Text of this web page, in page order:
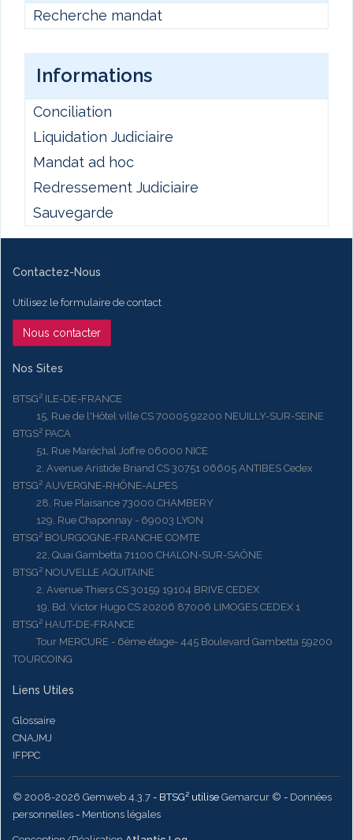
Recherche mandat
Informations
Conciliation
Liquidation Judiciaire
Mandat ad hoc
Redressement Judiciaire
Sauvegarde
Contactez-Nous
Utilisez le formulaire de contact
Nous contacter
Nos Sites
BTSG² ILE-DE-FRANCE
15, Rue de l'Hôtel ville CS 70005 92200 NEUILLY-SUR-SEINE
BTGS² PACA
51, Rue Maréchal Joffre 06000 NICE
2, Avenue Aristide Briand CS 30751 06605 ANTIBES Cedex
BTSG² AUVERGNE-RHÔNE-ALPES
28, Rue Plaisance 73000 CHAMBERY
129, Rue Chaponnay - 69003 LYON
BTSG² BOURGOGNE-FRANCHE COMTE
22, Quai Gambetta 71100 CHALON-SUR-SAÔNE
BTSG² NOUVELLE AQUITAINE
2, Avenue Thiers CS 30159 19104 BRIVE CEDEX
19, Bd. Victor Hugo CS 20206 87006 LIMOGES CEDEX 1
BTSG² HAUT-DE-FRANCE
Tour MERCURE - 6ème étage- 445 Boulevard Gambetta 59200
TOURCOING
Liens Utiles
Glossaire
CNAJMJ
IFPPC
© 2008-2026 Gemweb 4.3.7 - BTSG² utilise Gemarcur © - Données
personnelles - Mentions légales